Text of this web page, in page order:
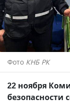
Фото КНБ РК
22 ноября
безопасности